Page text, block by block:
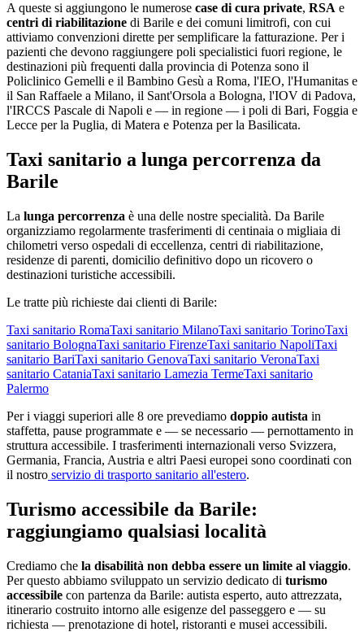
A queste si aggiungono le numerose case di cura private, RSA e
centri di riabilitazione di Barile e dei comuni limitrofi, con cui
attiviamo convenzioni dirette per semplificare la fatturazione. Per i
pazienti che devono raggiungere poli specialistici fuori regione, le
destinazioni più frequenti dalla provincia di Potenza sono il
Policlinico Gemelli e il Bambino Gesù a Roma, l'IEO, l'Humanitas e
il San Raffaele a Milano, il Sant'Orsola a Bologna, l'IOV di Padova,
l'IRCCS Pascale di Napoli e — in regione — i poli di Bari, Foggia e
Lecce per la Puglia, di Matera e Potenza per la Basilicata.
Taxi sanitario a lunga percorrenza da
Barile
La lunga percorrenza è una delle nostre specialità. Da Barile
organizziamo regolarmente trasferimenti di centinaia o migliaia di
chilometri verso ospedali di eccellenza, centri di riabilitazione,
residenze di parenti, domicilio definitivo dopo un ricovero o
destinazioni turistiche accessibili.
Le tratte più richieste dai clienti di Barile:
Taxi sanitario RomaTaxi sanitario MilanoTaxi sanitario TorinoTaxi
sanitario BolognaTaxi sanitario FirenzeTaxi sanitario NapoliTaxi
sanitario BariTaxi sanitario GenovaTaxi sanitario VeronaTaxi
sanitario CataniaTaxi sanitario Lamezia TermeTaxi sanitario
Palermo
Per i viaggi superiori alle 8 ore prevediamo doppio autista in
staffetta, pause programmate e — se necessario — pernottamento in
struttura accessibile. I trasferimenti internazionali verso Svizzera,
Germania, Francia, Austria e altri Paesi europei sono coordinati con
il nostro servizio di trasporto sanitario all'estero.
Turismo accessibile da Barile:
raggiungiamo qualsiasi località
Crediamo che la disabilità non debba essere un limite al viaggio.
Per questo abbiamo sviluppato un servizio dedicato di turismo
accessibile con partenza da Barile: autista esperto, auto attrezzata,
itinerario costruito intorno alle esigenze del passeggero e — su
richiesta — prenotazione di hotel, ristoranti e musei accessibili.